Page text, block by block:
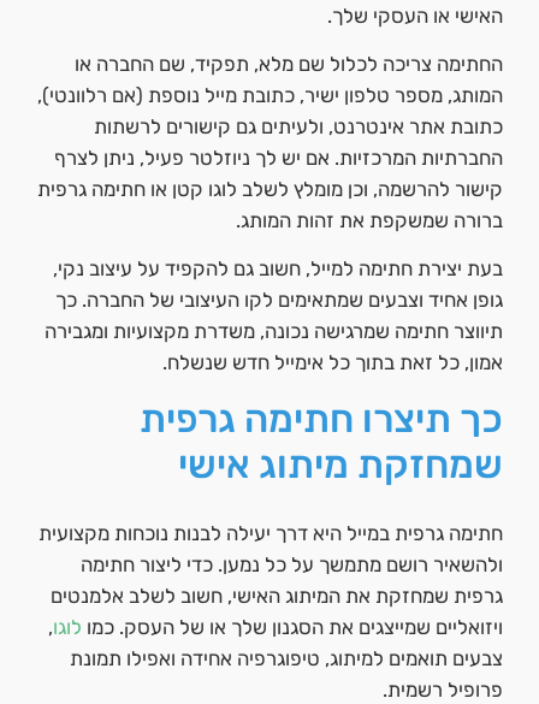
האישי או העסקי שלך.
החתימה צריכה לכלול שם מלא, תפקיד, שם החברה או
המותג, מספר טלפון ישיר, כתובת מייל נוספת (אם רלוונטי),
כתובת אתר אינטרנט, ולעיתים גם קישורים לרשתות
החברתיות המרכזיות. אם יש לך ניוזלטר פעיל, ניתן לצרף
קישור להרשמה, וכן מומלץ לשלב לוגו קטן או חתימה גרפית
ברורה שמשקפת את זהות המותג.
בעת יצירת חתימה למייל, חשוב גם להקפיד על עיצוב נקי,
גופן אחיד וצבעים שמתאימים לקו העיצובי של החברה. כך
תיווצר חתימה שמרגישה נכונה, משדרת מקצועיות ומגבירה
אמון, כל זאת בתוך כל אימייל חדש שנשלח.
כך תיצרו חתימה גרפית
שמחזקת מיתוג אישי
חתימה גרפית במייל היא דרך יעילה לבנות נוכחות מקצועית
ולהשאיר רושם מתמשך על כל נמען. כדי ליצור חתימה
גרפית שמחזקת את המיתוג האישי, חשוב לשלב אלמנטים
ויזואליים שמייצגים את הסגנון שלך או של העסק. כמו לוגו,
צבעים תואמים למיתוג, טיפוגרפיה אחידה ואפילו תמונת
פרופיל רשמית.